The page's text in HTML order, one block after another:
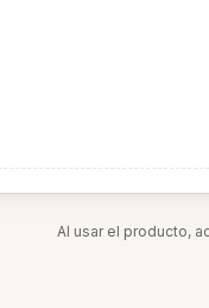
Al usar el producto,